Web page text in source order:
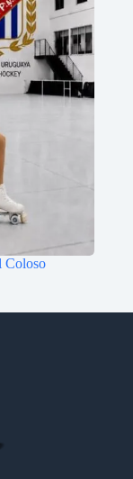
Formativas en el Coloso